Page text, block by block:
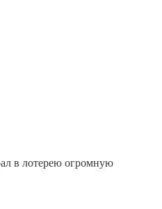
в лотерею огромную